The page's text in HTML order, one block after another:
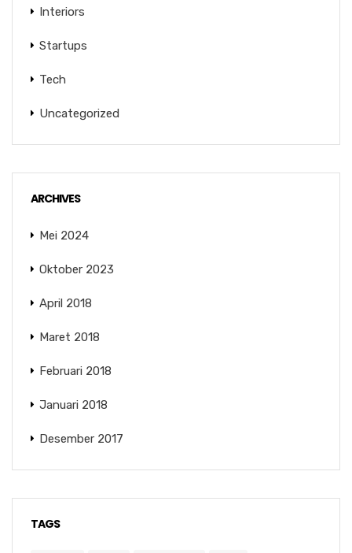
Interiors
Startups
Tech
Uncategorized
ARCHIVES
Mei 2024
Oktober 2023
April 2018
Maret 2018
Februari 2018
Januari 2018
Desember 2017
TAGS